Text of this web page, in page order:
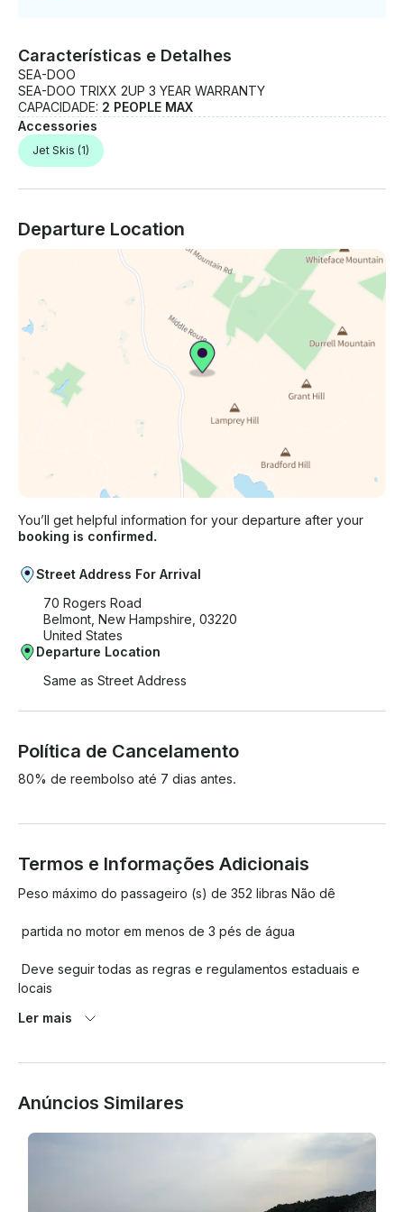
Características e Detalhes
SEA-DOO
SEA-DOO TRIXX 2UP 3 YEAR WARRANTY
CAPACIDADE: 2 PEOPLE MAX
Accessories
Jet Skis (1)
Departure Location
You’ll get helpful information for your departure after your
booking is confirmed.
Street Address For Arrival
70 Rogers Road
Belmont, New Hampshire, 03220
United States
Departure Location
Same as Street Address
Política de Cancelamento
80% de reembolso até 7 dias antes.
Termos e Informações Adicionais
Peso máximo do passageiro (s) de 352 libras Não dê
locais
. Retorne com o mesmo nível de gasolina do início. Tenha
Ler mais
Anúncios Similares